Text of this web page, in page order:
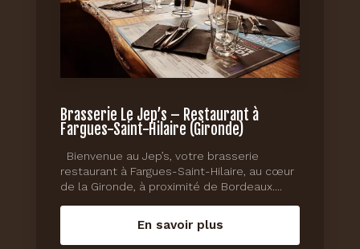
Brasserie Le Jep’s – Restaurant à
Fargues-Saint-Hilaire (Gironde)
Bienvenue au Jep’s, votre brasserie
restaurant à Fargues-Saint-Hilaire, au cœur
de la Gironde, à proximité de Bordeaux....
En savoir plus